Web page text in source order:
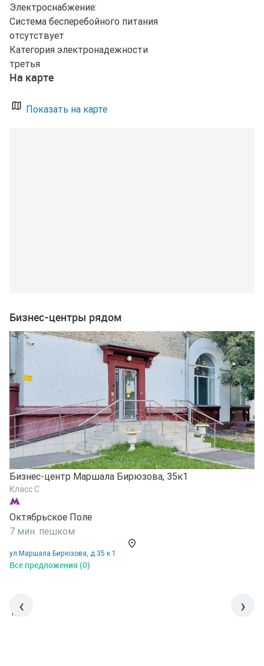
Электроснабжение:
Система бесперебойного питания
отсутствует
Категория электронадежности
третья
На карте
Показать на карте
Бизнес-центры рядом
Бизнес-центр Маршала Бирюзова, 35к1
Класс C
Октябрьское Поле
7 мин. пешком
ул Маршала Бирюзова, д 35 к 1
Все предложения (0)
‹ ›
1/15